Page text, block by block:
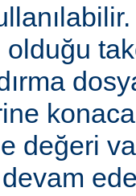
olduğu
değeri
devam